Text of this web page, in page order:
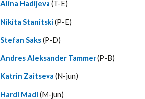
Alina Hadijeva (T-E)
Nikita Stanitski(P-E)
Stefan Saks(P-D)
Andres Aleksander Tammer(P-B)
Katrin Zaitseva (N-jun)
Hardi Madi(M-jun)